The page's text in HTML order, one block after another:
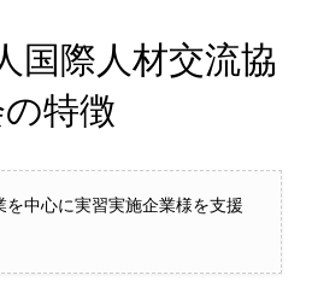
国際人材交流協
特徴
を中心に実習実施企業様を支援